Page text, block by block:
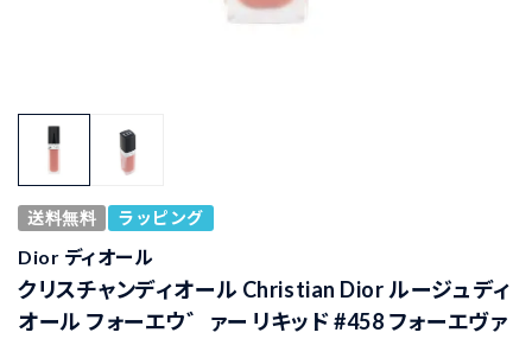
送料無料 ラッピング
Dior ディオール
クリスチャンディオール Christian Dior ルージュ ディ
オール フォーエウ゛ァー リキッド #458 フォーエヴァ